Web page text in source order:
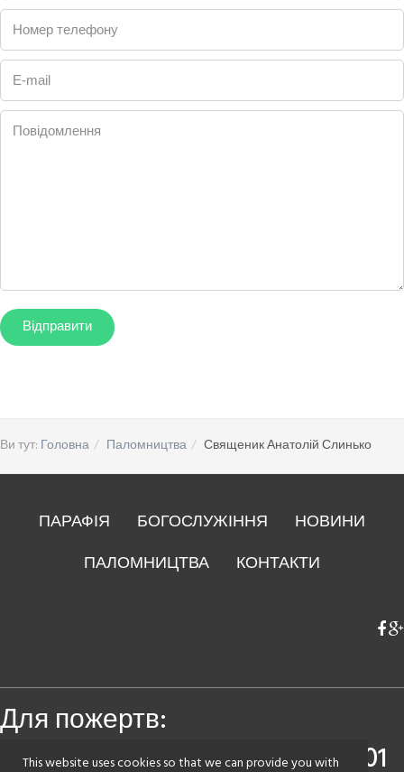
Номер телефону
E-mail
Повідомлення
Ви тут: Головна Паломництва Священик Анатолій Слинько
ПАРАФІЯ БОГОСЛУЖІННЯ
НОВИНИ
ПАЛОМНИЦТВА
КОНТАКТИ
Для пожертв:
Приватбанк4149 4393 0083 7501
This website uses cookies so that we can provide you with